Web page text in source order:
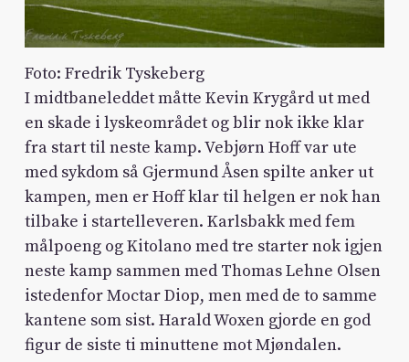
Foto: Fredrik Tyskeberg
I midtbaneleddet måtte Kevin Krygård ut med
en skade i lyskeområdet og blir nok ikke klar
fra start til neste kamp. Vebjørn Hoff var ute
med sykdom så Gjermund Åsen spilte anker ut
kampen, men er Hoff klar til helgen er nok han
tilbake i startelleveren. Karlsbakk med fem
målpoeng og Kitolano med tre starter nok igjen
neste kamp sammen med Thomas Lehne Olsen
istedenfor Moctar Diop, men med de to samme
kantene som sist. Harald Woxen gjorde en god
figur de siste ti minuttene mot Mjøndalen.